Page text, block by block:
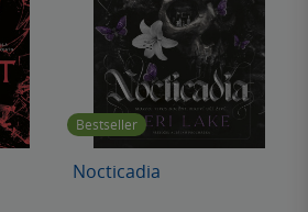
Bestseller
Nocticadia